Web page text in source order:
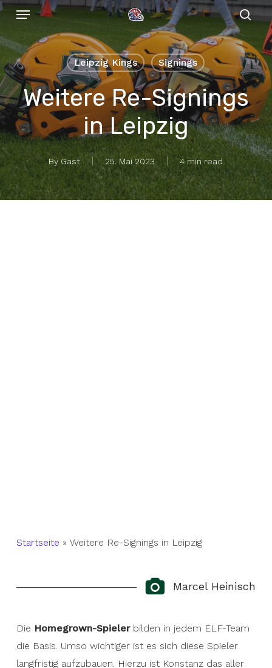
Skip
main
content
Menu
Leipzig Kings Signings
Weitere Re-Signings
in Leipzig
By Gast 25. Mai 2023 4 min read
Startseite » Weitere Re-Signings in Leipzig
Marcel Heinisch
Die Homegrown-Spielerbilden in jedem ELF-Team
die Basis. Umso wichtiger ist es sich diese Spieler
langfristig aufzubauen. Hierzu ist Konstanz das aller